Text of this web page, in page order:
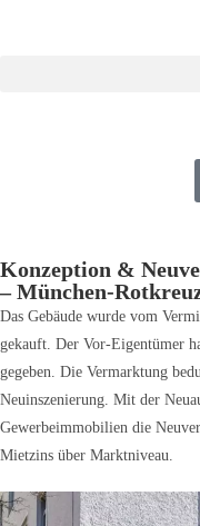
Konzeption &
– München-
Das Gebäude wurde vom
gekauft. Der Vor-Eigentümer
gegeben. Die Vermarktung
Neuinszenierung. Mit der
Gewerbeimmobilien die
Mietzins über Marktniveau.